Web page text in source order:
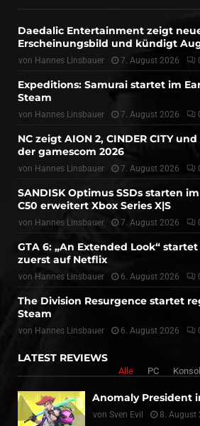
Daedalic Entertainment zeigt
Erscheinungsbild und kündigt
von Hannes Linsbauer 7. August 2026
Expeditions: Samurai startet im
Steam
von Hannes Linsbauer 7. August 2026
NC zeigt AION 2, CINDER CITY
der gamescom 2026
von Hannes Linsbauer 7. August 2026
SANDISK Optimus SSDs starten
C50 erweitert Xbox Series X|S
von Hannes Linsbauer 7. August 2026
GTA 6: „An Extended Look“
zuerst auf Netflix
von Hannes Linsbauer 6. August 2026
The Division Resurgence startet
Steam
von Hannes Linsbauer 6. August 2026
LATEST REVIEWS
Alle PC
Anomaly President
von Sven Evil 8. August